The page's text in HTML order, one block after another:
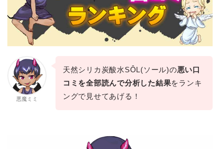
悪魔ミミ
天然シリカ炭酸水SÔL(ソール)の悪い口
コミを全部読んで分析した結果をランキ
ングで見せてあげる！